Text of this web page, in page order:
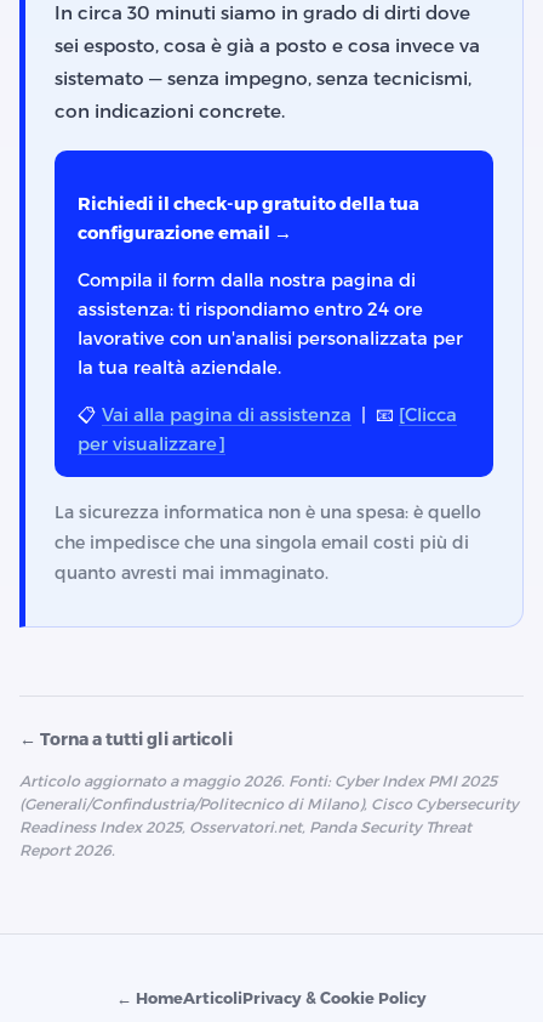
In circa 30 minuti siamo in grado di dirti dove
sei esposto, cosa è già a posto e cosa invece va
sistemato — senza impegno, senza tecnicismi,
con indicazioni concrete.
Richiedi il check-up gratuito della tua
configurazione email →
Compila il form dalla nostra pagina di
assistenza: ti rispondiamo entro 24 ore
lavorative con un'analisi personalizzata per
la tua realtà aziendale.
📋Vai alla pagina di assistenza | 📧 [Clicca
per visualizzare]
La sicurezza informatica non è una spesa: è quello
che impedisce che una singola email costi più di
quanto avresti mai immaginato.
← Torna a tutti gli articoli
Articolo aggiornato a maggio 2026. Fonti: Cyber Index PMI 2025
(Generali/Confindustria/Politecnico di Milano), Cisco Cybersecurity
Readiness Index 2025, Osservatori.net, Panda Security Threat
Report 2026.
← HomeArticoliPrivacy & Cookie Policy